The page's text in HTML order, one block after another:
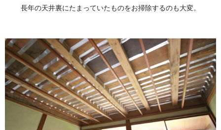
長年の天井裏にたまっていたものをお掃除するのも大変。